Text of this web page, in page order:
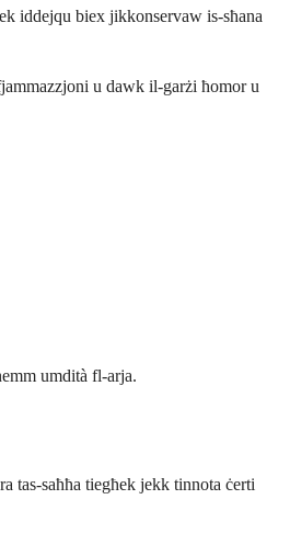
iddejqu biex jikkonservaw is-sħana
u dawk il-garżi ħomor u
umdità fl-arja.
tas-saħħa tiegħek jekk tinnota ċerti